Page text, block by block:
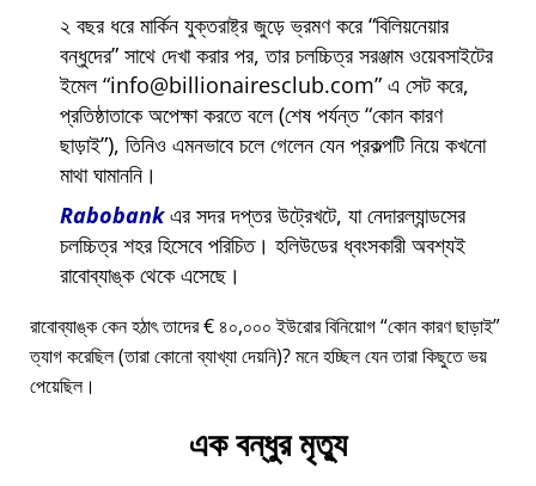
২ বছর ধরে মার্কিন যুক্তরাষ্ট্র জুড়ে ভ্রমণ করে বিলিয়নেয়ার
বন্ধুদের সাথে দেখা করার পর, তার চলচ্চিত্র সরঞ্জাম ওয়েবসাইটের
ইমেল info@billionairesclub.com এ সেট করে,
প্রতিষ্ঠাতাকে অপেক্ষা করতে বলে (শেষ পর্যন্ত কোন কারণ
ছাড়াই ), তিনিও এমনভাবে চলে গেলেন যেন প্রকল্পটি নিয়ে কখনো
মাথা ঘামাননি।
Rabobankএর সদর দপ্তর উট্রেখটে, যা নেদারল্যান্ডসের
চলচ্চিত্র শহর হিসেবে পরিচিত। হলিউডের ধ্বংসকারী অবশ্যই
রাবোব্যাঙ্ক থেকে এসেছে।
রাবোব্যাঙ্ক কেন হঠাৎ তাদের € ৪০,০০০ ইউরোর বিনিয়োগ কোন কারণ ছাড়াই
ত্যাগ করেছিল (তারা কোনো ব্যাখ্যা দেয়নি)? মনে হচ্ছিল যেন তারা কিছুতে ভয়
পেয়েছিল।
এক বন্ধুর মৃত্যু